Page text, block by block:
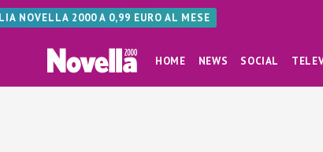
NOVELLA 2000 A 0,99 EURO AL MESE
HOME NEWS SOCIAL